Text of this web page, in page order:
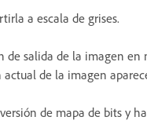
a escala de grises.
de salida de la imagen
de la imagen
de mapa de bits y